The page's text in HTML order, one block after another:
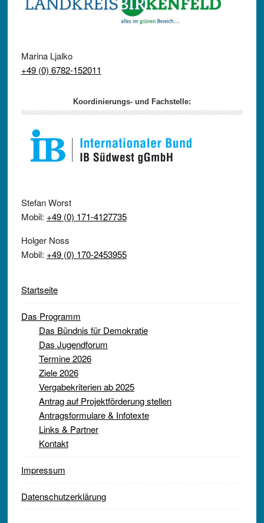
Marina Ljalko
+49 (0) 6782-152011
Koordinierungs- und Fachstelle:
Stefan Worst
Mobil: +49 (0) 171-4127735
Holger Noss
Mobil: +49 (0) 170-2453955
Startseite
Das Programm
Das Bündnis für Demokratie
Das Jugendforum
Termine 2026
Ziele 2026
Vergabekriterien ab 2025
Antrag auf Projektförderung stellen
Antragsformulare & Infotexte
Links & Partner
Kontakt
Impressum
Datenschutzerklärung